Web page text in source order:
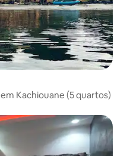
Kachiouane (5 quartos)